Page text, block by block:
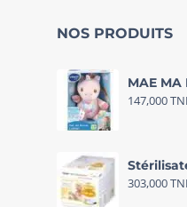
NOS PRODUITS
MAE MA
147,000
303,000